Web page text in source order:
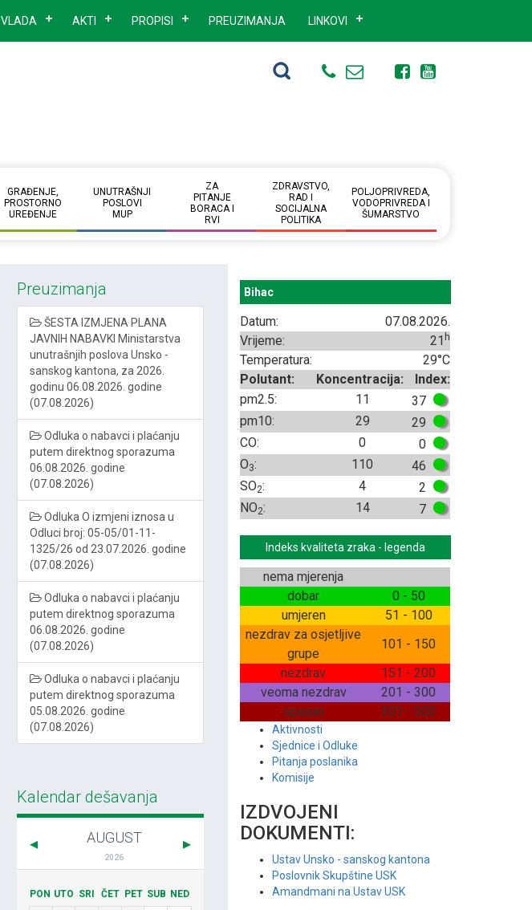
VLADA AKTI PROPISI PREUZIMANJA LINKOVI
GRAĐENJE,
PROSTORNO
UREĐENJE
UNUTRAŠNJI
POSLOVI
MUP
ZA
PITANJE
BORACA I
RVI
ZDRAVSTVO,
RAD I
SOCIJALNA
POLITIKA
POLJOPRIVREDA,
VODOPRIVREDA I
ŠUMARSTVO
Preuzimanja
ŠESTA IZMJENA PLANA
JAVNIH NABAVKI Ministarstva
unutrašnjih poslova Unsko -
sanskog kantona, za 2026.
godinu 06.08.2026. godine
(07.08.2026)
Odluka o nabavci i plaćanju
putem direktnog sporazuma
06.08.2026. godine
(07.08.2026)
Odluka O izmjeni iznosa u
Odluci broj: 05-05/01-11-
1325/26 od 23.07.2026. godine
(07.08.2026)
Odluka o nabavci i plaćanju
putem direktnog sporazuma
06.08.2026. godine
(07.08.2026)
Odluka o nabavci i plaćanju
putem direktnog sporazuma
05.08.2026. godine
(07.08.2026)
Kalendar dešavanja
AUGUST
2026
PON UTO SRI ČET PET SUB NED
Bihac
Datum:
07.08.2026.
Vrijeme:
21 h
Temperatura:
29°C
Polutant:
Koncentracija:
Index:
pm2.5:
11
37
pm10:
29
29
CO:
0
0
O3: 110
46
SO2: 4
2
NO2: 14 7
Indeks kvaliteta zraka - legenda
nema mjerenja
dobar
0 - 50
umjeren
51 - 100
nezdrav za osjetljive
grupe
101 - 150
nezdrav
151 - 200
veoma nezdrav
201 - 300
opasan
301 - 500
Aktivnosti
Sjednice i Odluke
Pitanja poslanika
Komisije
IZDVOJENI
DOKUMENTI:
Ustav Unsko - sanskog kantona
Poslovnik Skupštine USK
Amandmani na Ustav USK